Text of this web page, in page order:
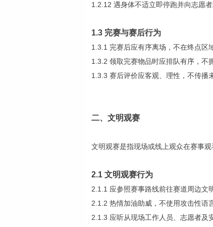
1.2.12 遇身体不适立即停跑并向志愿
1.3 完赛与赛后行为
1.3.1 完赛后应有序离场，不在终点区
1.3.2 领取完赛物品时应排队有序，不
1.3.3 赛后评价应客观、理性，不传播
二、文明观赛
文明观赛是指现场或线上观众在赛事
2.1 文明观赛行为
2.1.1 应参照赛事路线前往赛道周边文
2.1.2 热情加油助威，不使用攻击性语
2.1.3 应听从现场工作人员、志愿者及